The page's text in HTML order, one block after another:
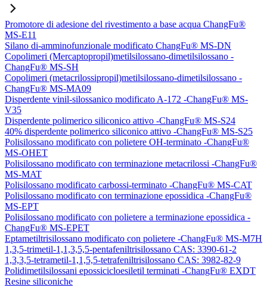
Promotore di adesione del rivestimento a base acqua ChangFu®
MS-E11
Silano di-amminofunzionale modificato ChangFu® MS-DN
Copolimeri (Mercaptopropil)metilsilossano-dimetilsilossano -
ChangFu® MS-SH
Copolimeri (metacrilossipropil)metilsilossano-dimetilsilossano -
ChangFu® MS-MA09
Disperdente vinil-silossanico modificato A-172 -ChangFu® MS-
V35
Disperdente polimerico siliconico attivo -ChangFu® MS-S24
40% disperdente polimerico siliconico attivo -ChangFu® MS-S25
Polisilossano modificato con polietere OH-terminato -ChangFu®
MS-OHET
Polisilossano modificato con terminazione metacrilossi -ChangFu®
MS-MAT
Polisilossano modificato carbossi-terminato -ChangFu® MS-CAT
Polisilossano modificato con terminazione epossidica -ChangFu®
MS-EPT
Polisilossano modificato con polietere a terminazione epossidica -
ChangFu® MS-EPET
Eptametiltrisilossano modificato con polietere -ChangFu® MS-M7H
1,3,5-trimetil-1,1,3,5,5-pentafeniltrisilossano CAS: 3390-61-2
1,3,3,5-tetrametil-1,1,5,5-tetrafeniltrisilossano CAS: 3982-82-9
Polidimetilsilossani epossicicloesiletil terminati -ChangFu® EXDT
Resine siliconiche